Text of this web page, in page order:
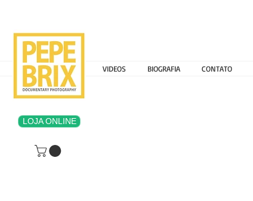
MENU 000000000 VIDEOS BIOGRAFIA CONTATO
LOJA ONLINE